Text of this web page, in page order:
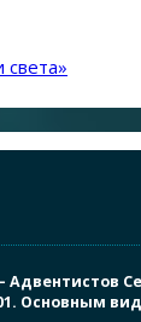
Основным